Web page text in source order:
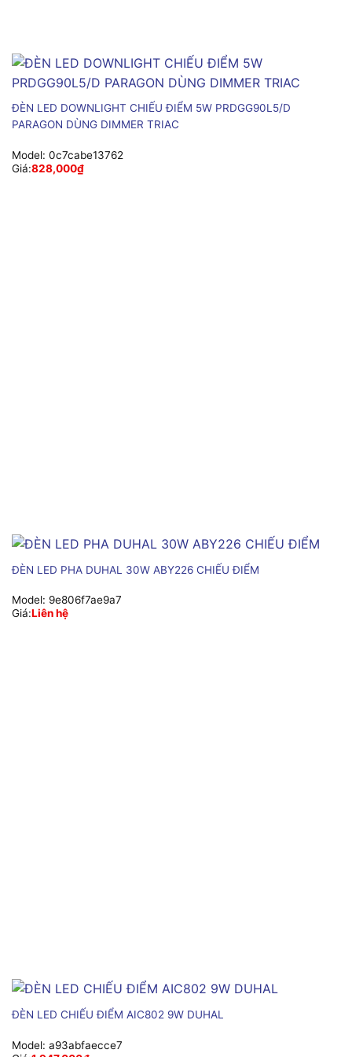
ĐÈN LED DOWNLIGHT CHIẾU ĐIỂM 5W PRDGG90L5/D
PARAGON DÙNG DIMMER TRIAC
Model: 0c7cabe13762
Giá:828,000₫
ĐÈN LED PHA DUHAL 30W ABY226 CHIẾU ĐIỂM
Model: 9e806f7ae9a7
Giá:Liên hệ
ĐÈN LED CHIẾU ĐIỂM AIC802 9W DUHAL
Model: a93abfaecce7